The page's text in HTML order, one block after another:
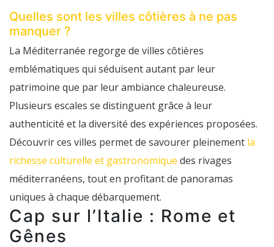
Quelles sont les villes côtières à ne pas
manquer ?
La Méditerranée regorge de villes côtières
emblématiques qui séduisent autant par leur
patrimoine que par leur ambiance chaleureuse.
Plusieurs escales se distinguent grâce à leur
authenticité et la diversité des expériences proposées.
Découvrir ces villes permet de savourer pleinement la
richesse culturelle et gastronomique des rivages
méditerranéens, tout en profitant de panoramas
uniques à chaque débarquement.
Cap sur l’Italie : Rome et
Gênes